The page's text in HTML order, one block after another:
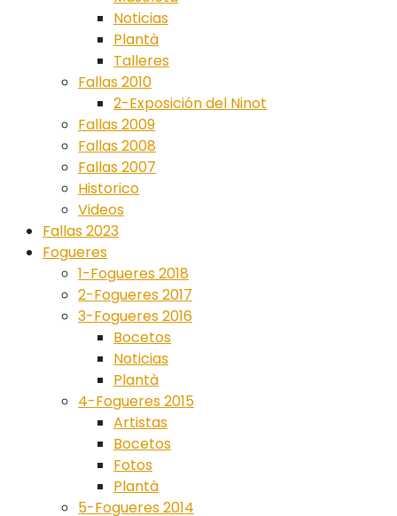
Noticias
Plantà
Talleres
Fallas 2010
2-Exposición del Ninot
Fallas 2009
Fallas 2008
Fallas 2007
Historico
Videos
Fallas 2023
Fogueres
1-Fogueres 2018
2-Fogueres 2017
3-Fogueres 2016
Bocetos
Noticias
Plantà
4-Fogueres 2015
Artistas
Bocetos
Fotos
Plantà
5-Fogueres 2014